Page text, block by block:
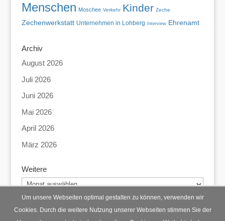
Menschen Moschee Verkehr Kinder Zeche
Zechenwerkstatt Unternehmen in Lohberg Interview Ehrenamt
Archiv
August 2026
Juli 2026
Juni 2026
Mai 2026
April 2026
März 2026
Weitere
Weitere
Um unsere Webseiten optimal gestalten zu können, verwenden wir
Cookies. Durch die weitere Nutzung unserer Webseiten stimmen Sie der